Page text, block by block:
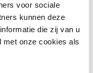
voor sociale
kunnen deze
die zij van u
met onze cookies als